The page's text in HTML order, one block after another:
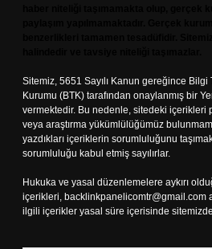
Sitemiz, 5651 Sayılı Kanun gereğince
Kurumu (BTK) tarafından onaylanmış bir
vermektedir. Bu nedenle, sitedeki içerikleri
veya araştırma yükümlülüğümüz
yazdıkları içeriklerin sorumluluğunu
sorumluluğu kabul etmiş sayılırlar.
Hukuka ve yasal düzenlemelere aykırı
içerikleri, backlinkpanelicomtr@gmail.com
ilgili içerikler yasal süre içerisinde